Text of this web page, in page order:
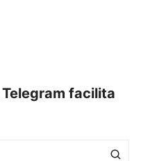
facilita